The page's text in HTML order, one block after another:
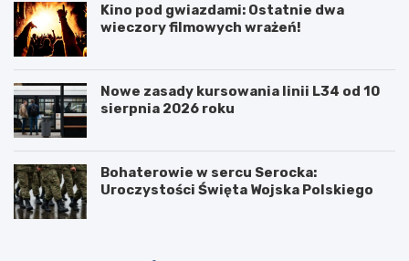
Kino pod gwiazdami: Ostatnie dwa
wieczory filmowych wrażeń!
Nowe zasady kursowania linii L34 od 10
sierpnia 2026 roku
Bohaterowie w sercu Serocka:
Uroczystości Święta Wojska Polskiego